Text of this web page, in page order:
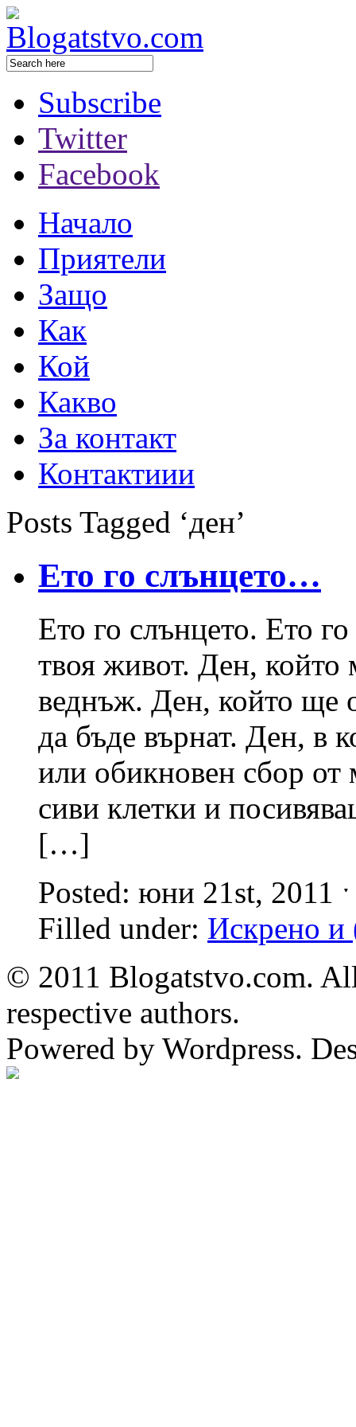
Subscribe
Twitter
Facebook
Начало
Приятели
Защо
Как
Кой
Какво
За контакт
Контактиии
Posts Tagged ‘ден’
Ето го слънцето…
Ето го слънцето. Ето
твоя живот. Ден,
веднъж. Ден, който ще
да бъде върнат. Ден,
или обикновен сбор от
сиви клетки и
[…]
Posted: юни 21st, 2011
Filled under: Искрено и
© 2011 Blogatstvo.com.
respective authors.
Powered by Wordpress.